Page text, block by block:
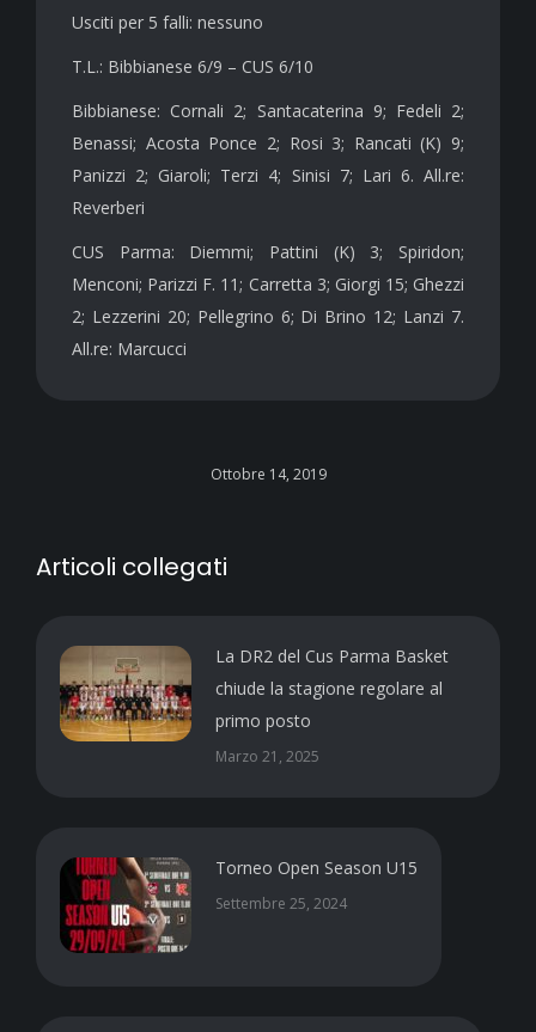
Usciti per 5 falli: nessuno
T.L.: Bibbianese 6/9 – CUS 6/10
Bibbianese: Cornali 2; Santacaterina 9; Fedeli 2;
Benassi; Acosta Ponce 2; Rosi 3; Rancati (K) 9;
Panizzi 2; Giaroli; Terzi 4; Sinisi 7; Lari 6. All.re:
Reverberi
CUS Parma: Diemmi; Pattini (K) 3; Spiridon;
Menconi; Parizzi F. 11; Carretta 3; Giorgi 15; Ghezzi
2; Lezzerini 20; Pellegrino 6; Di Brino 12; Lanzi 7.
All.re: Marcucci
Ottobre 14, 2019
Articoli collegati
La DR2 del Cus Parma Basket
chiude la stagione regolare al
primo posto
Marzo 21, 2025
Torneo Open Season U15
Settembre 25, 2024